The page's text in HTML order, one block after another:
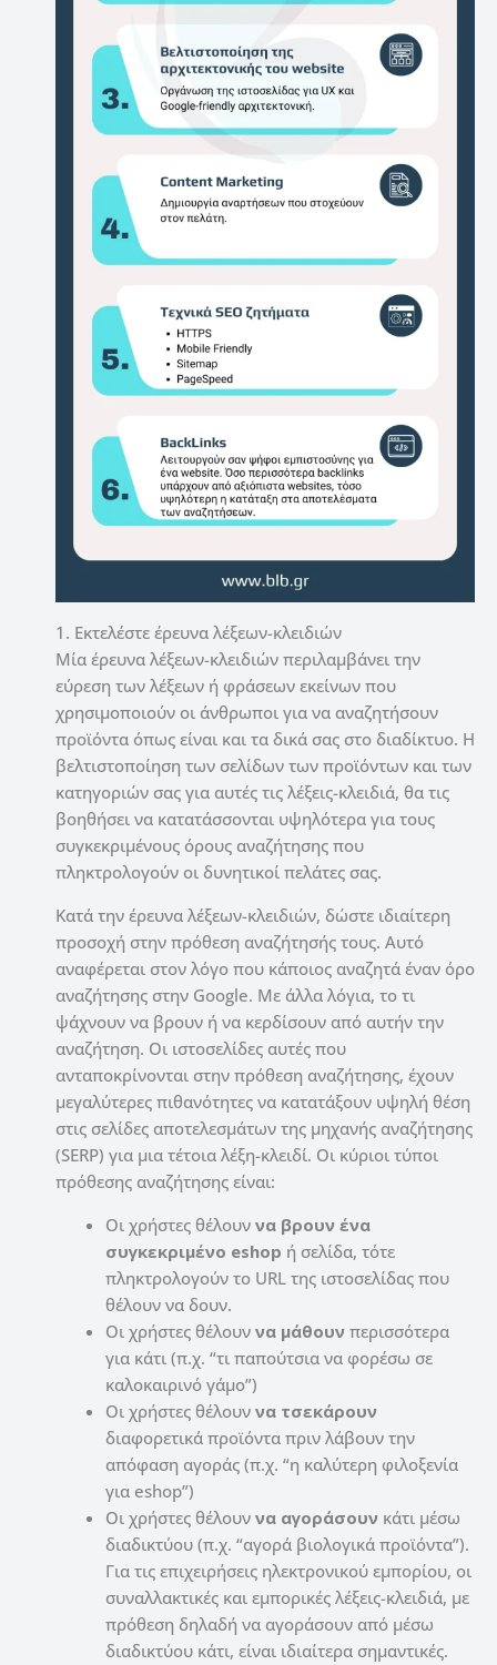
1. Εκτελέστε έρευνα λέξεων-κλειδιών
Μία έρευνα λέξεων-κλειδιών περιλαμβάνει την
εύρεση των λέξεων ή φράσεων εκείνων που
χρησιμοποιούν οι άνθρωποι για να αναζητήσουν
προϊόντα όπως είναι και τα δικά σας στο διαδίκτυο. Η
βελτιστοποίηση των σελίδων των προϊόντων και των
κατηγοριών σας για αυτές τις λέξεις-κλειδιά, θα τις
βοηθήσει να κατατάσσονται υψηλότερα για τους
συγκεκριμένους όρους αναζήτησης που
πληκτρολογούν οι δυνητικοί πελάτες σας.
Κατά την έρευνα λέξεων-κλειδιών, δώστε ιδιαίτερη
προσοχή στην πρόθεση αναζήτησής τους. Αυτό
αναφέρεται στον λόγο που κάποιος αναζητά έναν όρο
αναζήτησης στην Google. Με άλλα λόγια, το τι
ψάχνουν να βρουν ή να κερδίσουν από αυτήν την
αναζήτηση. Οι ιστοσελίδες αυτές που
ανταποκρίνονται στην πρόθεση αναζήτησης, έχουν
μεγαλύτερες πιθανότητες να κατατάξουν υψηλή θέση
στις σελίδες αποτελεσμάτων της μηχανής αναζήτησης
(SERP) για μια τέτοια λέξη-κλειδί. Οι κύριοι τύποι
πρόθεσης αναζήτησης είναι:
Οι χρήστες θέλουν να βρουν ένα
συγκεκριμένο eshop ή σελίδα, τότε
πληκτρολογούν το URL της ιστοσελίδας που
θέλουν να δουν.
Οι χρήστες θέλουν να μάθουν περισσότερα
για κάτι (π.χ. “τι παπούτσια να φορέσω σε
καλοκαιρινό γάμο”)
Οι χρήστες θέλουν να τσεκάρουν
διαφορετικά προϊόντα πριν λάβουν την
απόφαση αγοράς (π.χ. “η καλύτερη φιλοξενία
για eshop”)
Οι χρήστες θέλουν να αγοράσουν κάτι μέσω
διαδικτύου (π.χ. “αγορά βιολογικά προϊόντα”).
Για τις επιχειρήσεις ηλεκτρονικού εμπορίου, οι
συναλλακτικές και εμπορικές λέξεις-κλειδιά, με
πρόθεση δηλαδή να αγοράσουν από μέσω
διαδικτύου κάτι, είναι ιδιαίτερα σημαντικές.